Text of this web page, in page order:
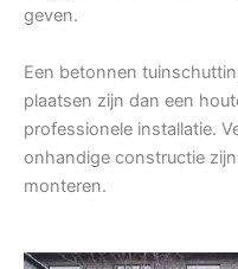
geven.
Een betonnen
plaatsen zijn dan een
professionele installatie.
onhandige constructie
monteren.